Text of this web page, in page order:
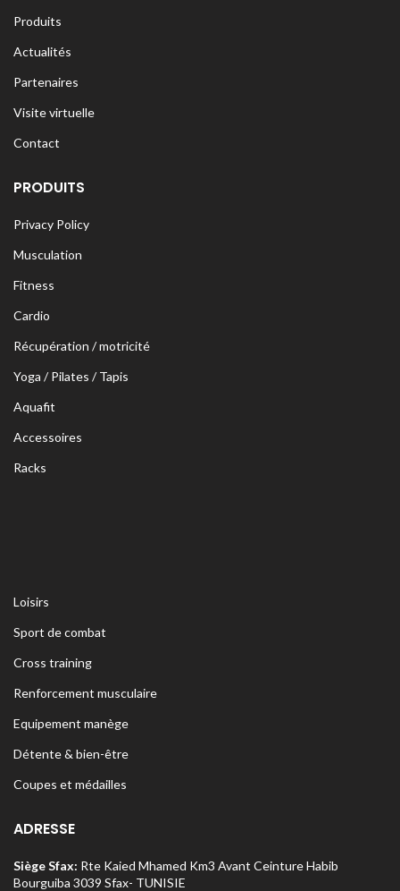
Produits
Actualités
Partenaires
Visite virtuelle
Contact
PRODUITS
Privacy Policy
Musculation
Fitness
Cardio
Récupération / motricité
Yoga / Pilates / Tapis
Aquafit
Accessoires
Racks
Loisirs
Sport de combat
Cross training
Renforcement musculaire
Equipement manège
Détente & bien-être
Coupes et médailles
ADRESSE
Siège Sfax: Rte Kaied Mhamed Km3 Avant Ceinture Habib
Bourguiba 3039 Sfax- TUNISIE